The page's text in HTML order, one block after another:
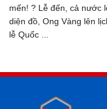
mến! ? Lễ đến, cả nước
diện đồ, Ong Vàng lên
lễ Quốc ...